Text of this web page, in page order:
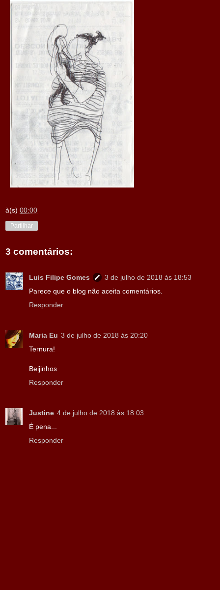
à(s) 00:00
Partilhar
3 comentários:
Luis Filipe Gomes
3 de julho de 2018 às 18:53
Parece que o blog não aceita comentários.
Responder
Maria Eu 3 de julho de 2018 às 20:20
Ternura!
Beijinhos
Responder
Justine 4 de julho de 2018 às 18:03
É pena...
Responder